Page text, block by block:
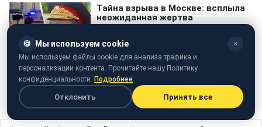
телефонный трафик
🍪 Мы используем cookie ✕
Мы используем файлы cookie для анализа трафика и
персонализации контента. Прочитайте нашу Политику
конфиденциальности. Подробнее
Отклонить Принять все